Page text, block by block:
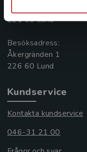
221 00 Lund
Besöksadress:
Åkergränden 1
Kundservice
Kontakta kundservice
046-31 21 00